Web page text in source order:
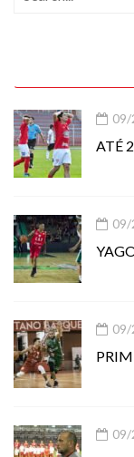
09/
ATÉ
09/
09/
09/